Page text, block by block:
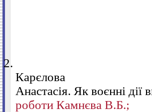
2.
Карєлова
Анастасія. Як воєнні дії
роботи Камнєва В.Б.;